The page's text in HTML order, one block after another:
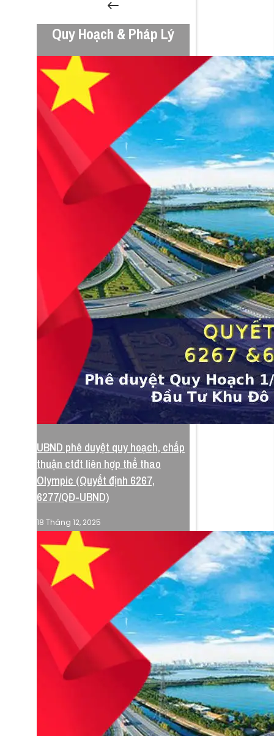
HĐND TP Hà Nội thông qua Nghị quyết 496 và 497 về
Quy hoạch và đầu tư Khu đô thị thể thao Olympic
HĐND TP Hà Nội xem xét chủ trương đầu tư và quy
hoạch Khu đô thị thể thao Olympic. (Tài liệu st: báo
cáo thẩm tra 136,138)
Quy Hoạch & Pháp Lý
UBND phê duyệt quy hoạch, chấp
thuận ctđt liên hợp thể thao
Olympic (Quyết định 6267,
6277/QĐ-UBND)
18 Tháng 12, 2025